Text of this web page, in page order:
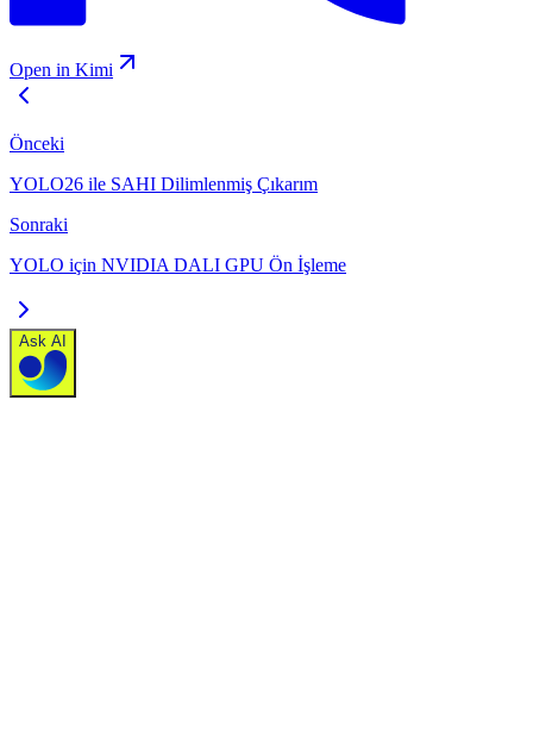
Open in Kimi
Önceki
YOLO26 ile SAHI Dilimlenmiş Çıkarım
Sonraki
YOLO için NVIDIA DALI GPU Ön İşleme
Ask AI